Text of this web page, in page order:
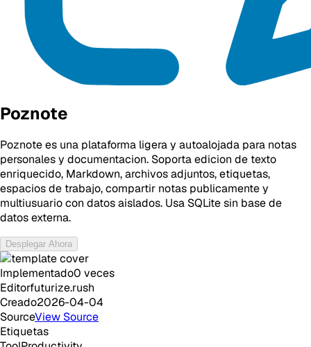
Poznote
Poznote es una plataforma ligera y autoalojada para notas
personales y documentacion. Soporta edicion de texto
enriquecido, Markdown, archivos adjuntos, etiquetas,
espacios de trabajo, compartir notas publicamente y
multiusuario con datos aislados. Usa SQLite sin base de
datos externa.
Desplegar Ahora
Implementado0 veces
Editorfuturize.rush
Creado2026-04-04
SourceView Source
Etiquetas